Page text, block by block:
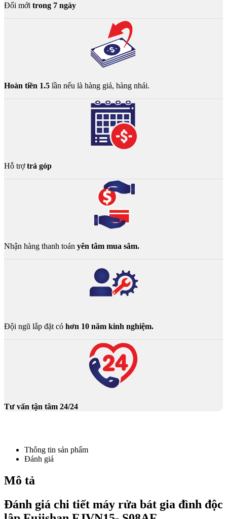
Đổi mới trong 7 ngày
Hoàn tiền 1.5 lần nếu là hàng giả, hàng nhái.
Hỗ trợtrả góp
Nhận hàng thanh toán yên tâm mua sắm.
Đội ngũ lắp đặt có hơn 10 năm kinh nghiệm.
Tư vấn tận tâm 24/24
Thông tin sản phẩm
Đánh giá
Mô tả
Đánh giá chi tiết máy rửa bát gia đình độc